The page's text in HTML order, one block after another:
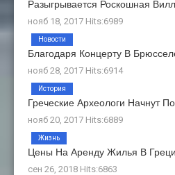
Разыгрывается Роскошная
нояб 18, 2017 Hits:6989
Благодаря Концерту В
нояб 28, 2017 Hits:6914
Новости
Греческие Археологи Начнут
нояб 20, 2017 Hits:6889
История
Цены На Аренду Жилья В
сен 26, 2018 Hits:6863
Жизнь